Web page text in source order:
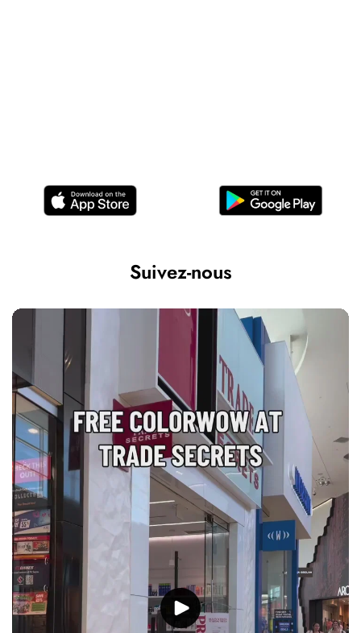
Suivez-nous